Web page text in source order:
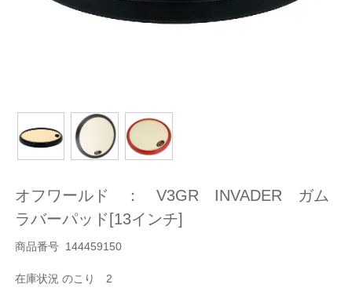
オフワールド ： V3GR INVADER ガム
ラバーパッド[13インチ]
商品番号 144459150
在庫状況 のこり 2